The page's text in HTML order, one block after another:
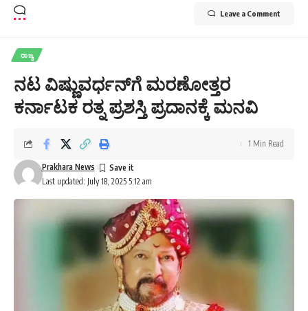
Leave a Comment
ರಾಜ್ಯ
ನಟ ವಿಷ್ಣುವರ್ಧನ್‌ಗೆ ಮರಣೋತ್ತರ
ಕರ್ನಾಟಕ ರತ್ನ ಪ್ರಶಸ್ತಿ ಪ್ರದಾನಕ್ಕೆ ಮನವಿ
Last updated: July 18, 2025 5:12 am
Prakhara News
1 Min Read